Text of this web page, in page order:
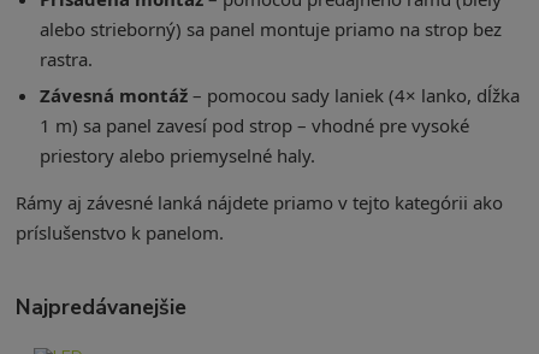
alebo strieborný) sa panel montuje priamo na strop bez
rastra.
Závesná montáž – pomocou sady laniek (4× lanko, dĺžka
1 m) sa panel zavesí pod strop – vhodné pre vysoké
priestory alebo priemyselné haly.
Rámy aj závesné lanká nájdete priamo v tejto kategórii ako
príslušenstvo k panelom.
Najpredávanejšie